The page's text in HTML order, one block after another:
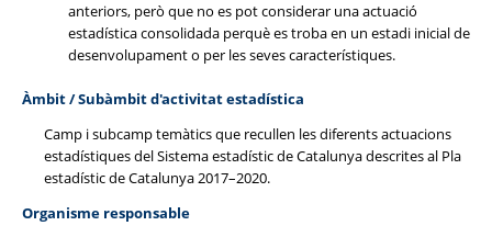
anteriors, però que no es pot considerar una actuació
estadística consolidada perquè es troba en un estadi inicial de
desenvolupament o per les seves característiques.
Àmbit / Subàmbit d'activitat estadística
Camp i subcamp temàtics que recullen les diferents actuacions
estadístiques del Sistema estadístic de Catalunya descrites al Pla
estadístic de Catalunya 2017–2020.
Organisme responsable